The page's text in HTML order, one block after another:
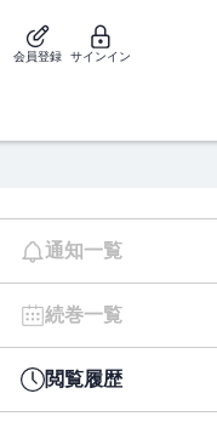
会員登録 サインイン
通知一覧
続巻一覧
閲覧履歴